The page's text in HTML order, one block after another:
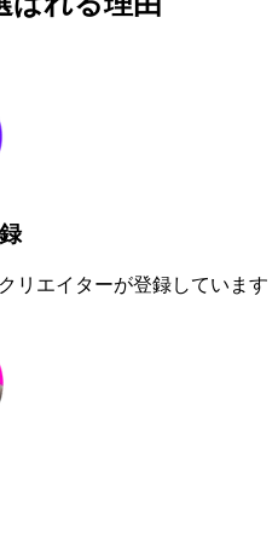
リエイターが登録しています